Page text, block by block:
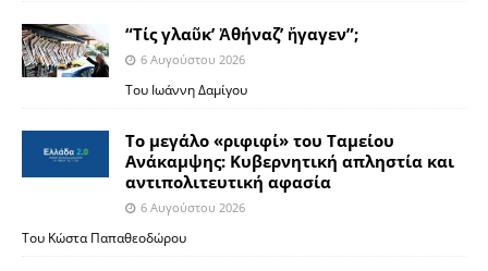
“Τίς γλαῦκ’ Ἀθήναζ’ ἤγαγεν”;
6 Αυγούστου 2026
Του Ιωάννη Δαμίγου
Το μεγάλο «ριφιφί» του Ταμείου
Ανάκαμψης: Κυβερνητική απληστία και
αντιπολιτευτική αφασία
6 Αυγούστου 2026
Του Κώστα Παπαθεοδώρου